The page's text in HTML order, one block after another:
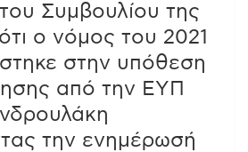
Συμβουλίου της
ο νόμος του 2021
στην υπόθεση
από την ΕΥΠ
την ενημέρωσή